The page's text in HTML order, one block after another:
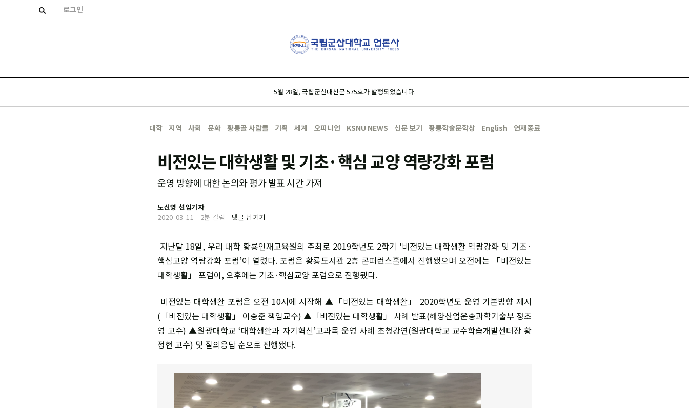
로그인
5월 28일, 국립군산대신문 575호가 발행되었습니다.
대학 지역 사회 문화 황룡골 사람들 기획 세계 오피니언 KSNU NEWS 신문 보기 황룡학술문학상 English 연재종료
비전있는 대학생활 및 기초·핵심 교양 역량강화 포럼
운영 방향에 대한 논의와 평가 발표 시간 가져
노신영 선임기자
2020-03-11 - 2분 걸림 - 댓글 남기기
지난달 18일, 우리 대학 황룡인재교육원의 주최로 2019학년도 2학기 '비전있는 대학생활 역량강화 및 기초·
핵심교양 역량강화 포럼’이 열렸다. 포럼은 황룡도서관 2층 콘퍼런스홀에서 진행됐으며 오전에는 「비전있는
대학생활」 포럼이, 오후에는 기초·핵심교양 포럼으로 진행됐다.
비전있는 대학생활 포럼은 오전 10시에 시작해 ▲「비전있는 대학생활」 2020학년도 운영 기본방향 제시
(「비전있는 대학생활」 이승준 책임교수) ▲「비전있는 대학생활」 사례 발표(해양산업운송과학기술부 정초
영 교수) ▲원광대학교 ‘대학생활과 자기혁신’교과목 운영 사례 초청강연(원광대학교 교수학습개발센터장 황
정현 교수) 및 질의응답 순으로 진행됐다.